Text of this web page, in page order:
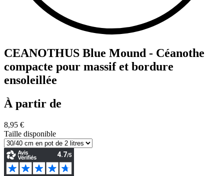
CEANOTHUS Blue Mound - Céanothe
compacte pour massif et bordure
ensoleillée
À partir de
8,95 €
Taille disponible